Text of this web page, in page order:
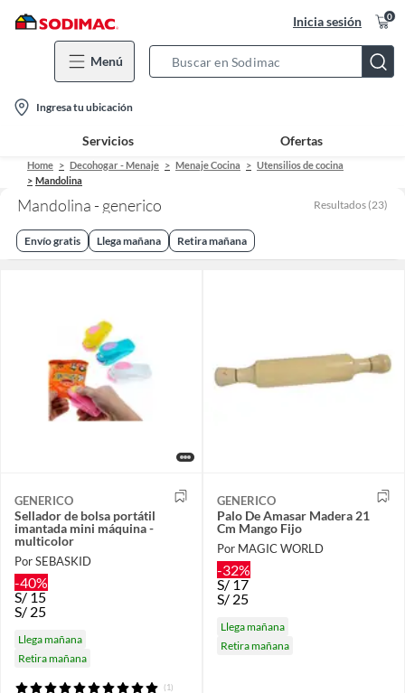
Inicia sesión 0
Menú
Bar
location-
icon
Ingresa tu ubicación
Servicios Ofertas
Home Decohogar - Menaje Menaje Cocina
Utensilios de cocina
Mandolina
Mandolina - generico Resultados (23)
Envío gratis Llega mañana Retira mañana
GENERICO
Sellador de bolsa portátil
imantada mini máquina -
multicolor
Por SEBASKID
-40%
S/15
S/ 25
Llega mañana
Retira mañana
(1)
GENERICO
Palo De Amasar Madera 21
Cm Mango Fijo
Por MAGIC WORLD
-32%
S/17
S/ 25
Llega mañana
Retira mañana